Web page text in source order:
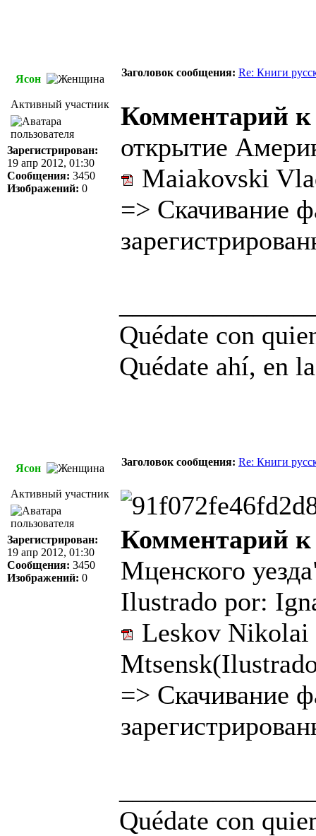
Ясон
Заголовок сообщения: Re: Книги
Активный участник
Зарегистрирован:
19 апр 2012, 01:30
Сообщения: 3450
Изображений: 0
Комментарий
открытие
Maiakovski
=> Скачивание
Quédate con
Quédate ahí, en
Ясон
Заголовок сообщения: Re: Книги
Активный участник
Зарегистрирован:
19 апр 2012, 01:30
Сообщения: 3450
Изображений: 0
Комментарий
Мценского
Ilustrado por:
Leskov Nikolai
=> Скачивание
Quédate con